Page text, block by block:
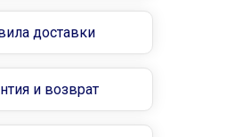
доставки
и возврат